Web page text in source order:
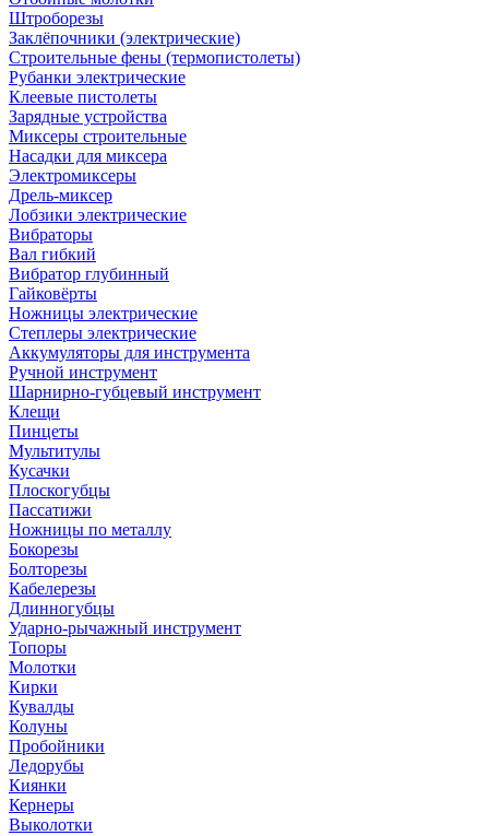
Штроборезы
Заклёпочники (электрические)
Строительные фены (термопистолеты)
Рубанки электрические
Клеевые пистолеты
Зарядные устройства
Миксеры строительные
Насадки для миксера
Электромиксеры
Дрель-миксер
Лобзики электрические
Вибраторы
Вал гибкий
Вибратор глубинный
Гайковёрты
Ножницы электрические
Степлеры электрические
Аккумуляторы для инструмента
Ручной инструмент
Шарнирно-губцевый инструмент
Клещи
Пинцеты
Мультитулы
Кусачки
Плоскогубцы
Пассатижи
Ножницы по металлу
Бокорезы
Болторезы
Кабелерезы
Длинногубцы
Ударно-рычажный инструмент
Топоры
Молотки
Кирки
Кувалды
Колуны
Пробойники
Ледорубы
Киянки
Кернеры
Выколотки